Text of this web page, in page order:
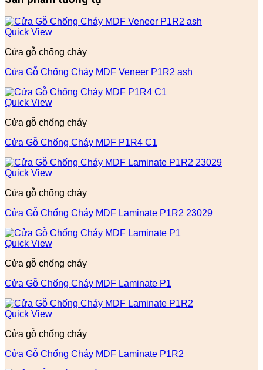
Quick View
Cửa gỗ chống cháy
Cửa Gỗ Chống Cháy MDF Veneer P1R2 ash
Quick View
Cửa gỗ chống cháy
Cửa Gỗ Chống Cháy MDF P1R4 C1
Quick View
Cửa gỗ chống cháy
Cửa Gỗ Chống Cháy MDF Laminate P1R2 23029
Quick View
Cửa gỗ chống cháy
Cửa Gỗ Chống Cháy MDF Laminate P1
Quick View
Cửa gỗ chống cháy
Cửa Gỗ Chống Cháy MDF Laminate P1R2